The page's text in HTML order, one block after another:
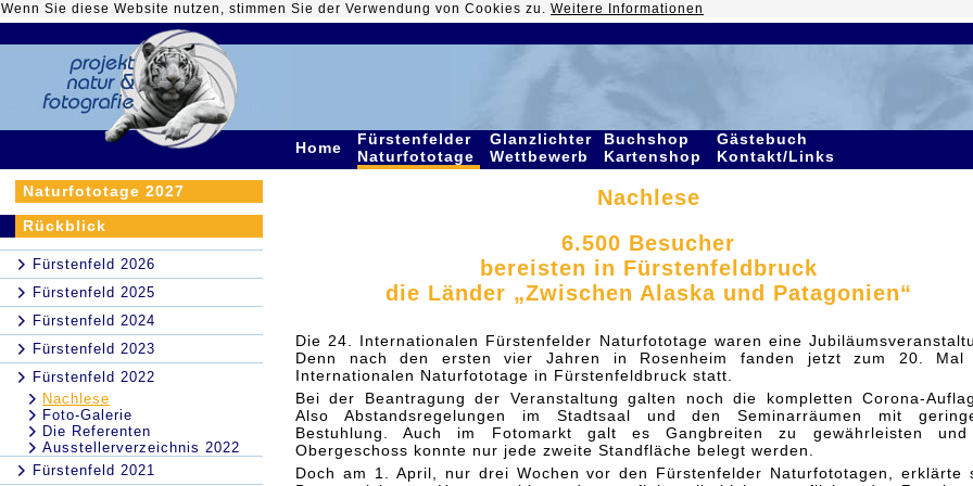
Wenn Sie diese Website nutzen, stimmen Sie der Verwendung von Cookies zu. Weitere Informationen
Home
Fürstenfelder
Naturfototage
Glanzlichter
Wettbewerb
Buchshop
Kartenshop
Gästebuch
Kontakt/Links
Naturfototage 2027
Rückblick
Fürstenfeld 2026
Fürstenfeld 2025
Fürstenfeld 2024
Fürstenfeld 2023
Fürstenfeld 2022
Nachlese
Foto-Galerie
Die Referenten
Ausstellerverzeichnis 2022
Fürstenfeld 2021
Nachlese
6.500 Besucher
bereisten in Fürstenfeldbruck
die Länder „Zwischen Alaska und Patagonien“
Die 24. Internationalen Fürstenfelder Naturfototage waren eine
Denn nach den ersten vier Jahren in Rosenheim fanden jetzt zum 20. Mal
Internationalen Naturfototage in Fürstenfeldbruck statt.
Bei der Beantragung der Veranstaltung galten noch die kompletten Corona-
Also Abstandsregelungen im Stadtsaal und den Seminarräumen mit
Bestuhlung. Auch im Fotomarkt galt es Gangbreiten zu gewährleisten
Obergeschoss konnte nur jede zweite Standfläche belegt werden.
Doch am 1. April, nur drei Wochen vor den Fürstenfelder Naturfototagen, erklärte